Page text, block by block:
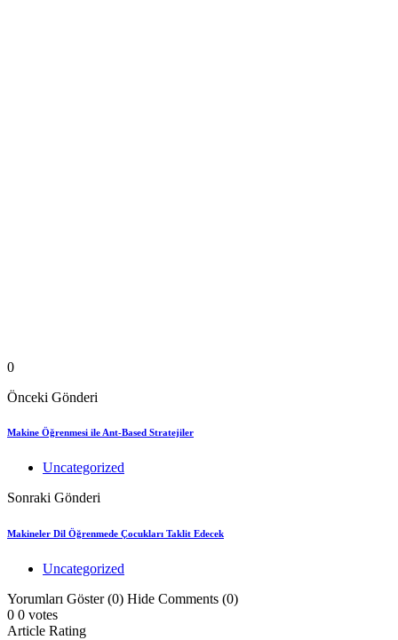
0
Önceki Gönderi
Makine Öğrenmesi ile Ant-Based Stratejiler
Uncategorized
Sonraki Gönderi
Makineler Dil Öğrenmede Çocukları Taklit Edecek
Uncategorized
Yorumları Göster (0) Hide Comments (0)
0 0 votes
Article Rating